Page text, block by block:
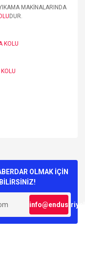
MAKİNALARINDA
DUR.
KOLU
OLMAK İÇİN